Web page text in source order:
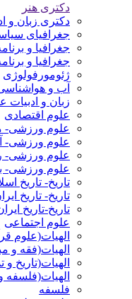
دکتری هنر
دکتری زبان و
جغرافیای
جغرافیا و
جغرافیا و
ژئومورفولوژی
آب و
زبان و ادبیات
علوم اقتصادی
علوم ورزشی-
علوم
علوم ورزشی-
علوم ورزشی-
تاریخ- تاریخ
تاریخ- تاریخ
تاریخ-تاریخ
علوم اجتماعی
الهیات(علوم
الهیات(فقه و
الهیات(تاریخ
الهیات(فلسفه
فلسفه